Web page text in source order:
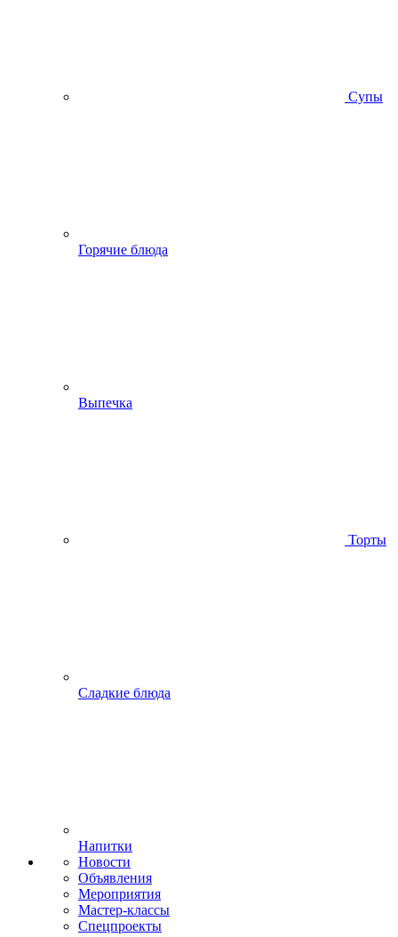
Супы
Горячие блюда
Выпечка
Торты
Сладкие блюда
Напитки
Новости
Объявления
Мероприятия
Мастер-классы
Спецпроекты